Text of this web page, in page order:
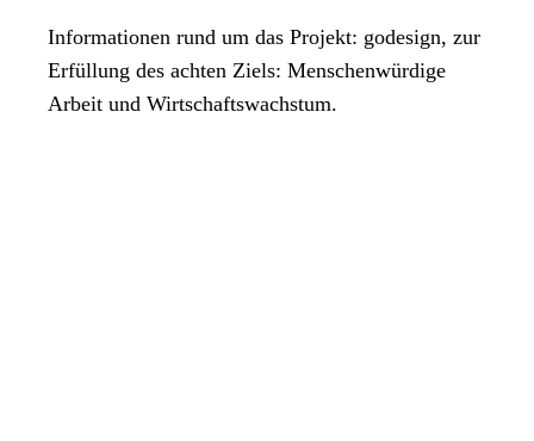
Informationen rund um das Projekt: godesign, zur
Erfüllung des achten Ziels: Menschenwürdige
Arbeit und Wirtschaftswachstum.